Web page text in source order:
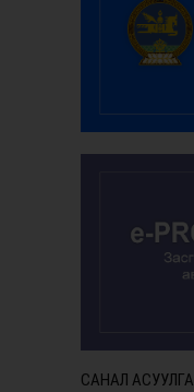
САНАЛ АСУУЛГА